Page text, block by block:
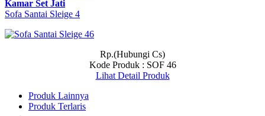
Kamar Set Jati
Sofa Santai Sleige 4
Rp.(Hubungi Cs)
Kode Produk : SOF 46
Lihat Detail Produk
Produk Lainnya
Produk Terlaris